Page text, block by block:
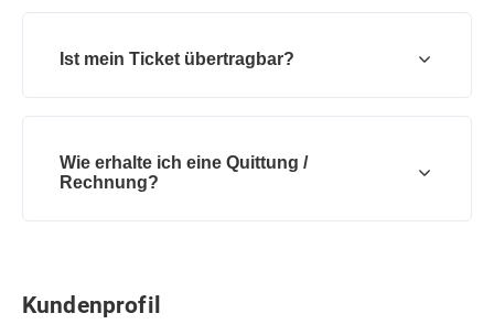
Ist mein Ticket übertragbar?
Wie erhalte ich eine Quittung /
Rechnung?
Kundenprofil